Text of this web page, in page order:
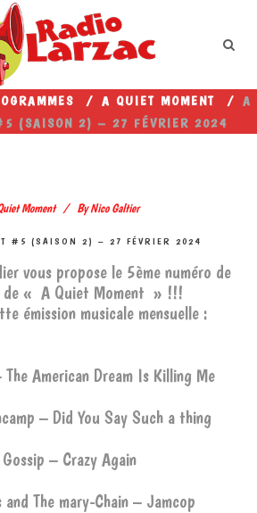
/ A QUIET MOMENT / A
(SAISON 2) – 27 FÉVRIER 2024
Moment By Nico Galtier
#5 (SAISON 2) – 27 FÉVRIER 2024
vous propose le 5ème numéro de
de « A Quiet Moment » !!!
émission musicale mensuelle :
The American Dream Is Killing Me
– Did You Say Such a thing
Gossip – Crazy Again
and The mary-Chain – Jamcop